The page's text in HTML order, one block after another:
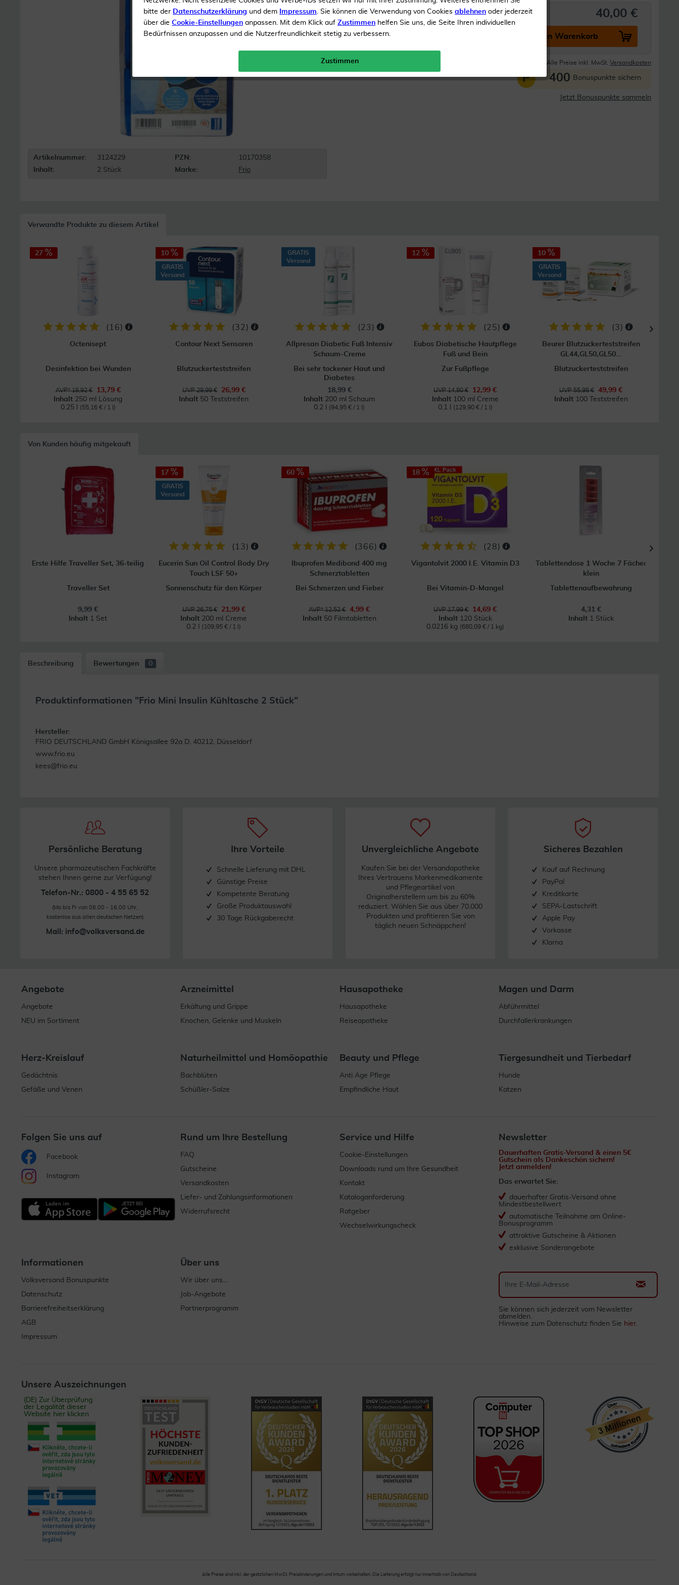
Artikelnummer: 3124229 PZN:
10170358
Inhalt:
2 Stück Marke: Frio
Inhalt2 Stück 40,00 €
In den Warenkorb
Alle Preise inkl. MwSt. Versandkosten
P 400 Bonuspunkte sichern
Jetzt Bonuspunkte sammeln
Verwandte Produkte zu diesem Artikel
27
( 16)
Octenisept
Desinfektion bei Wunden
AVP* 18,92 €
13,79 €
Inhalt 250 ml Lösung
0.25 l
(55,16 € / 1 l)
10
GRATIS
Versand
(32 )
Contour Next Sensoren
Blutzuckerteststreifen
UVP 29,99 €
26,99 €
Inhalt 50 Teststreifen
GRATIS
Versand
(23)
Allpresan Diabetic Fuß Intensiv
Schaum-Creme
Bei sehr tockener Haut und
Diabetes
18,99 €
Inhalt 200 ml Schaum
0.2 l
(94,95 € / 1 l)
12
(25)
Eubos Diabetische Hautpflege
Fuß und Bein
Zur Fußpflege
UVP 14,80 €
12,99 €
Inhalt 100 ml Creme
0.1 l
(129,90 € / 1 l)
10
GRATIS
Versand
(3)
Beurer Blutzuckerteststreifen
GL44,GL50,GL50...
Blutzuckerteststreifen
UVP 55,98 €
49,99 €
Inhalt 100 Teststreifen
Von Kunden häufig mitgekauft
Erste Hilfe Traveller Set, 36-teilig
Traveller Set
9,99 €
Inhalt 1 Set
17
GRATIS
Versand
( 13)
Eucerin Sun Oil Control Body Dry
Touch LSF 50+
Sonnenschutz für den Körper
UVP 26,75 €
21,99 €
Inhalt 200 ml Creme
0.2 l
(109,95 € / 1 l)
60
(366)
Ibuprofen Medibond 400 mg
Schmerztabletten
Bei Schmerzen und Fieber
AVP* 12,52 €
4,99 €
Inhalt 50 Filmtabletten
18
(28)
Vigantolvit 2000 I.E. Vitamin D3
Bei Vitamin-D-Mangel
UVP 17,99 €
14,69 €
Inhalt 120 Stück
0.0216 kg (680,09 € / 1 kg)
Tablettendose 1 Woche 7 Fächer
klein
Tablettenaufbewahrung
4,31 €
Inhalt 1 Stück
Beschreibung Bewertungen 0
Produktinformationen "Frio Mini Insulin Kühltasche 2 Stück"
Hersteller:
FRIO DEUTSCHLAND GmbH Königsallee 92a D. 40212, Düsseldorf
www.frio.eu
kees@frio.eu
Persönliche Beratung
Unsere pharmazeutischen Fachkräfte
stehen Ihnen gerne zur Verfügung!
Telefon-Nr.: 0800 - 4 55 65 52
(Mo bis Fr von 08.00 - 16.00 Uhr,
kostenlos aus allen deutschen Netzen)
Mail: info@volksversand.de
Ihre Vorteile
Schnelle Lieferung mit DHL
Günstige Preise
Kompetente Beratung
Große Produktauswahl
30 Tage Rückgaberecht
Unvergleichliche Angebote
Kaufen Sie bei der Versandapotheke
Ihres Vertrauens Markenmedikamente
und Pflegeartikel von
Originalherstellern um bis zu 60%
reduziert. Wählen Sie aus über 70.000
Produkten und profitieren Sie von
täglich neuen Schnäppchen!
Sicheres Bezahlen
Kauf auf Rechnung
PayPal
Kreditkarte
SEPA-Lastschrift
Apple Pay
Vorkasse
Klarna
Angebote
Angebote
NEU im Sortiment
Arzneimittel
Erkältung und Grippe
Knochen, Gelenke und Muskeln
Hausapotheke
Hausapotheke
Reiseapotheke
Magen und Darm
Abführmittel
Durchfallerkrankungen
Herz-Kreislauf
Gedächtnis
Gefäße und Venen
Naturheilmittel und Homöopathie
Bachblüten
Schüßler-Salze
Beauty und Pflege
Anti Age Pflege
Empfindliche Haut
Tiergesundheit und Tierbedarf
Hunde
Katzen
Folgen Sie uns auf
Facebook
Instagram
Rund um Ihre Bestellung
FAQ
Gutscheine
Versandkosten
Liefer- und Zahlungsinformationen
Widerrufsrecht
Service und Hilfe
Cookie-Einstellungen
Downloads rund um Ihre Gesundheit
Kontakt
Kataloganforderung
Ratgeber
Wechselwirkungscheck
Informationen
Volksversand Bonuspunkte
Datenschutz
Barrierefreiheitserklärung
AGB
Impressum
Über uns
Wir über uns...
Job-Angebote
Partnerprogramm
Newsletter
Dauerhaften Gratis-Versand & einen 5€
Gutschein als Dankeschön sichern!
Jetzt anmelden!
Das erwartet Sie:
dauerhafter Gratis-Versand ohne
Mindestbestellwert
automatische Teilnahme am Online-
Bonusprogramm
attraktive Gutscheine & Aktionen
exklusive Sonderangebote
Sie können sich jederzeit vom Newsletter
abmelden.
Hinweise zum Datenschutz finden Sie hier.
Unsere Auszeichnungen
(DE) Zur Überprüfung
der Legalität dieser
Website hier klicken
Alle Preise sind inkl. der gestzlichen MwSt. Preisänderungen und Irrtum vorbehalten. Die Lieferung erfolgt nur innerhalb von Deutschland.
bitte der Datenschutzerklärung und dem Impressum. Sie können die Verwendung von Cookies ablehnen oder jederzeit
über die Cookie-Einstellungen anpassen. Mit dem Klick auf Zustimmen helfen Sie uns, die Seite Ihren individuellen
Bedürfnissen anzupassen und die Nutzerfreundlichkeit stetig zu verbessern.
Zustimmen